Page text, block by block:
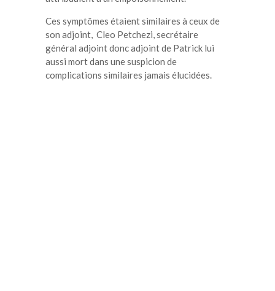
Ces symptômes étaient similaires à ceux de
son adjoint, Cleo Petchezi, secrétaire
général adjoint donc adjoint de Patrick lui
aussi mort dans une suspicion de
complications similaires jamais élucidées.